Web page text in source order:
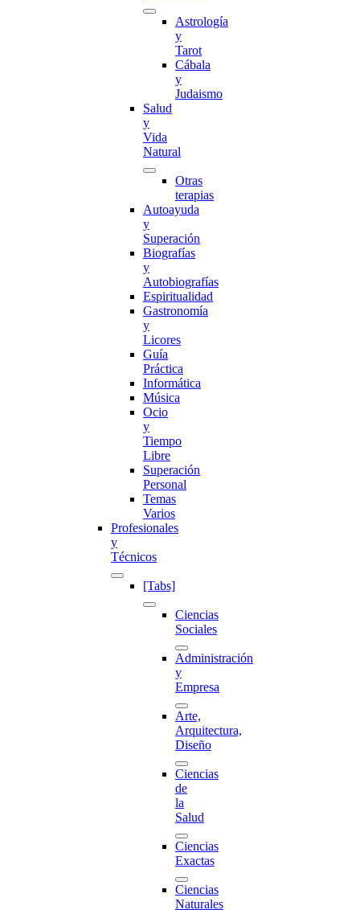
Astrología
y
Tarot
Cábala
y
Judaismo
Salud
y
Vida
Natural
Otras
terapias
Autoayuda
y
Superación
Biografías
y
Autobiografías
Espiritualidad
Gastronomía
y
Licores
Guía
Práctica
Informática
Música
Ocio
y
Tiempo
Libre
Superación
Personal
Temas
Varios
Profesionales
y
Técnicos
[Tabs]
Ciencias
Sociales
Administración
y
Empresa
Arte,
Arquitectura,
Diseño
Ciencias
de
la
Salud
Ciencias
Exactas
Ciencias
Naturales